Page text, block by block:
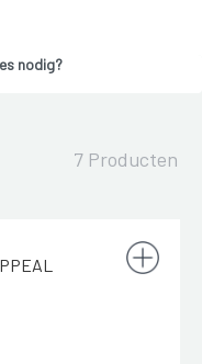
nodig?
7 Producten